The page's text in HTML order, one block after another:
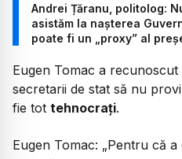
Andrei Țăranu, politolog:
asistăm la nașterea
poate fi un „proxy” al
Eugen Tomac a
secretarii de stat să nu
fie tot tehnocrați.
Eugen Tomac: „​Pentru că a